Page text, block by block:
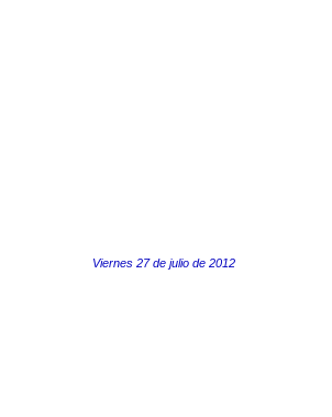
Viernes 27 de julio de 2012